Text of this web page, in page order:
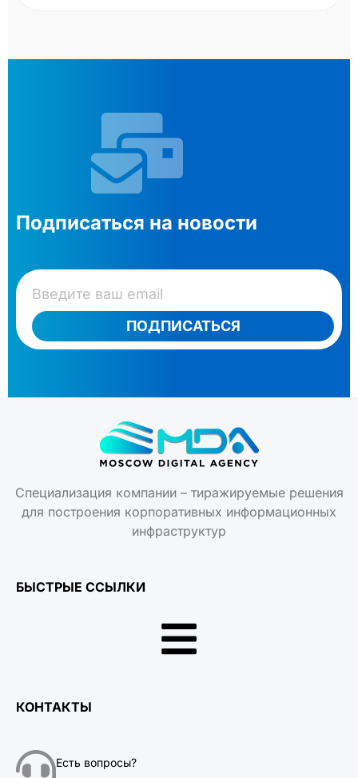
Подписаться на новости
ПОДПИСАТЬСЯ
Специализация компании – тиражируемые решения
для построения корпоративных информационных
инфраструктур
БЫСТРЫЕ ССЫЛКИ
КОНТАКТЫ
Есть вопросы?